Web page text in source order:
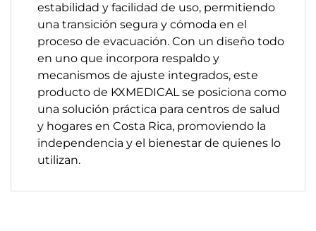
estabilidad y facilidad de uso, permitiendo
una transición segura y cómoda en el
proceso de evacuación. Con un diseño todo
en uno que incorpora respaldo y
mecanismos de ajuste integrados, este
producto de KXMEDICAL se posiciona como
una solución práctica para centros de salud
y hogares en Costa Rica, promoviendo la
independencia y el bienestar de quienes lo
utilizan.